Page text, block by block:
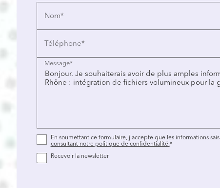
Nom*
Téléphone*
Message*
En soumettant ce formulaire, j'accepte que les informations
consultant notre politique de confidentialité.*
Recevoir la newsletter